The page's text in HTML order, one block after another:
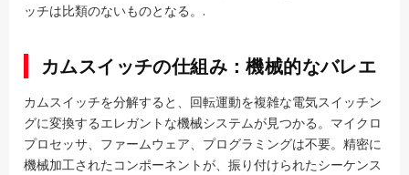
ッチは比類のないものとなる。.
カムスイッチの仕組み：機械的なバレエ
カムスイッチを分解すると、回転運動を複雑な電気スイッチン
グに変換するエレガントな機械システムが見つかる。マイクロ
プロセッサ、ファームウェア、プログラミングは不要。精密に
機械加工されたコンポーネントが、振り付けられたシーケンス